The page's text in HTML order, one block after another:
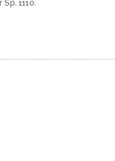
Sp. 1110.